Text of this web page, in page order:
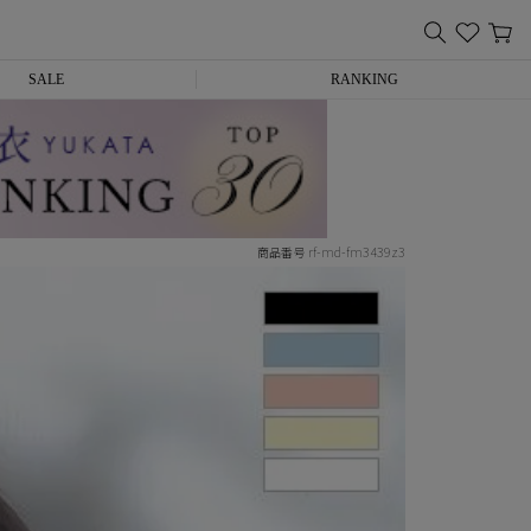
SALE RANKING
商品番号 rf-md-fm3439z3